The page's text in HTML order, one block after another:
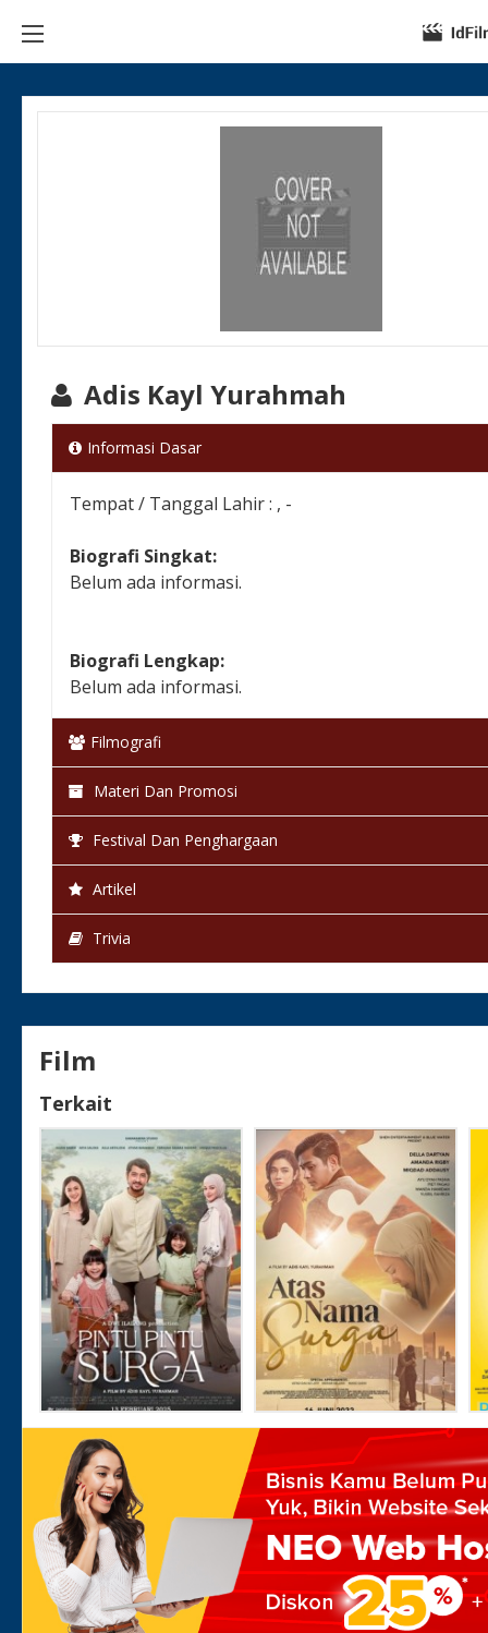
Adis Kayl Yurahmah
Informasi Dasar
Tempat / Tanggal Lahir : , -
Biografi Singkat:
Belum ada informasi.
Biografi Lengkap:
Belum ada informasi.
Filmografi
Materi Dan Promosi
Festival Dan Penghargaan
Artikel
Trivia
Film
Terkait